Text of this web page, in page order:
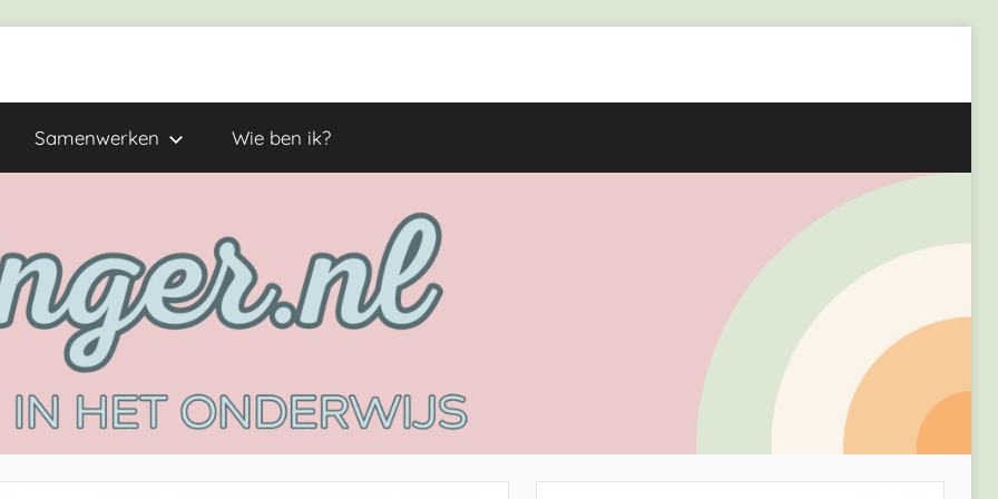
Samenwerken Wie ben ik?